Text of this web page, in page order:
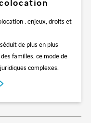
: enjeux, droits et
de plus en plus
familles, ce mode de
complexes.